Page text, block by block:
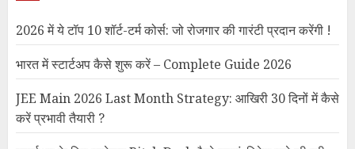
2026 में ये टॉप 10 शॉर्ट-टर्म कोर्स: जो रोजगार की गारंटी प्रदान करेंगी !
भारत में स्टार्टअप कैसे शुरू करें – Complete Guide 2026
JEE Main 2026 Last Month Strategy: आखिरी 30 दिनों में कैसे
करें प्रभावी तैयारी ?